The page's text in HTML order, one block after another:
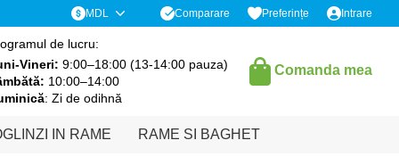
MDL Comparare Preferințe Intrare
de lucru:
Vineri: 9:00–18:00 (13-14:00 pauza)
10:00–14:00
: Zi de odihnă
Comanda mea
IN RAME RAME SI BAGHET